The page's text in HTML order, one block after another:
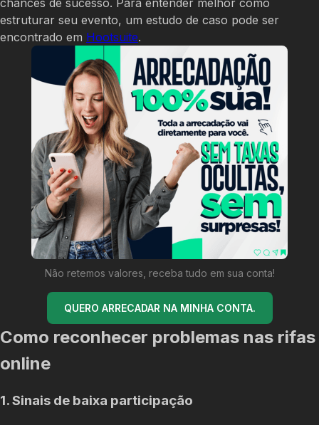
estruturar seu evento, um estudo de caso pode ser
encontrado em Hootsuite.
Não retemos valores, receba tudo em sua conta!
QUERO ARRECADAR NA MINHA CONTA.
Como reconhecer problemas nas rifas
online
1. Sinais de baixa participação